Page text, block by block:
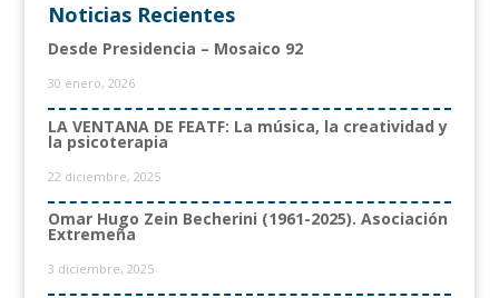
Noticias Recientes
Desde Presidencia – Mosaico 92
30 enero, 2026
LA VENTANA DE FEATF: La música, la creatividad y
la psicoterapia
22 diciembre, 2025
Omar Hugo Zein Becherini (1961-2025). Asociación
Extremeña
3 diciembre, 2025